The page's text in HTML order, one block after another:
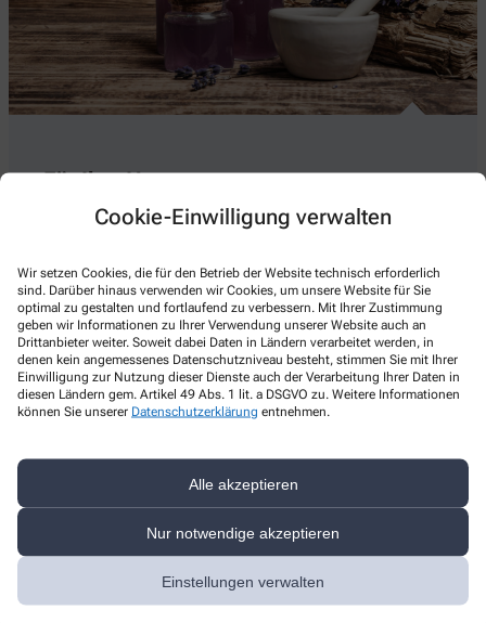
Cookie-Einwilligung verwalten
Wir setzen Cookies, die für den Betrieb der Website technisch erforderlich
sind. Darüber hinaus verwenden wir Cookies, um unsere Website für Sie
optimal zu gestalten und fortlaufend zu verbessern. Mit Ihrer Zustimmung
geben wir Informationen zu Ihrer Verwendung unserer Website auch an
Drittanbieter weiter. Soweit dabei Daten in Ländern verarbeitet werden, in
denen kein angemessenes Datenschutzniveau besteht, stimmen Sie mit Ihrer
Einwilligung zur Nutzung dieser Dienste auch der Verarbeitung Ihrer Daten in
diesen Ländern gem. Artikel 49 Abs. 1 lit. a DSGVO zu. Weitere Informationen
können Sie unserer Datenschutzerklärung entnehmen.
Alle akzeptieren
Nur notwendige akzeptieren
Einstellungen verwalten
Für Ihre Haut
Die Haut ist mit einer Fläche von 1,5 m² das größte
Körpers gegen Hitze, Kälte und Krankheitserreger. Zum
Erhalt Ihrer Schutzfunktion bedarf es umfangreicher Pflege.
Wir beraten Sie gerne persönlich und kompetent rund um die
Gesunderhaltung Ihrer Haut. Unsere qualitativ hochwertige
Kosmetik stimmen wir individuell auf Ihren Hauttyp ab. In
unserer Beratung achten wir besonders auf die
Verträglichkeit und die Erfüllung medizinischer und
Unsere Marken